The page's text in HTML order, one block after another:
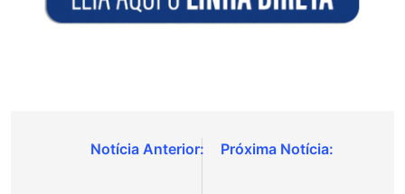
Navegação